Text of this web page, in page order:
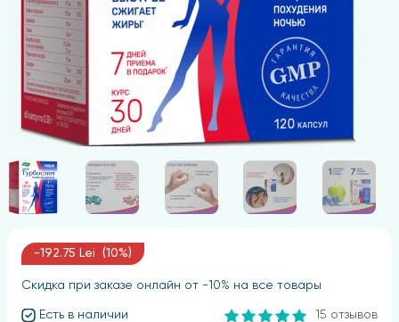
-192.75 Lei (10%)
Скидка при заказе онлайн от -10% на все товары
Есть в наличии 15 отзывов